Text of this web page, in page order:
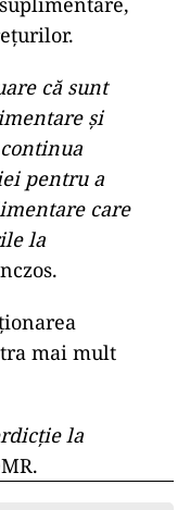
că sunt
și
pentru a
care
la
mai mult
la